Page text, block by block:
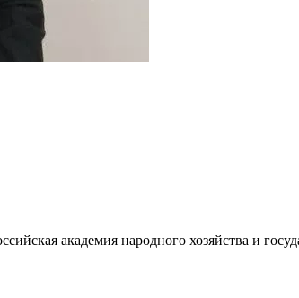
академия народного хозяйства и